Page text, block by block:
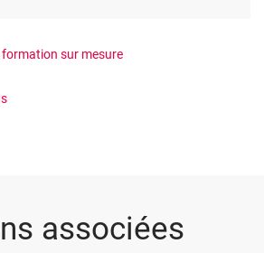
associées